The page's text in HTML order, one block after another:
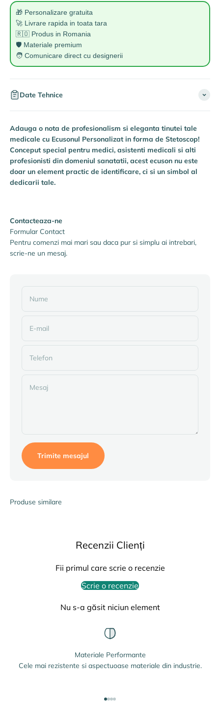
🎁 Personalizare gratuita
🚀 Livrare rapida in toata tara
🇷🇴 Produs in Romania
🛡️ Materiale premium
🧑 Comunicare direct cu designerii
Date Tehnice
Adauga o nota de profesionalism si eleganta tinutei tale
medicale cu Ecusonul Personalizat in forma de Stetoscop!
Conceput special pentru medici, asistenti medicali si alti
profesionisti din domeniul sanatatii, acest ecuson nu este
doar un element practic de identificare, ci si un simbol al
dedicarii tale.
Contacteaza-ne
Formular Contact
Pentru comenzi mai mari sau daca pur si simplu ai intrebari,
scrie-ne un mesaj.
Nume
E-mail
Telefon
Mesaj
Trimite mesajul
Produse similare
Recenzii Clienți
Fii primul care scrie o recenzie
Scrie o recenzie
Nu s-a găsit niciun element
Materiale Performante
Cele mai rezistente si aspectuoase materiale din industrie.